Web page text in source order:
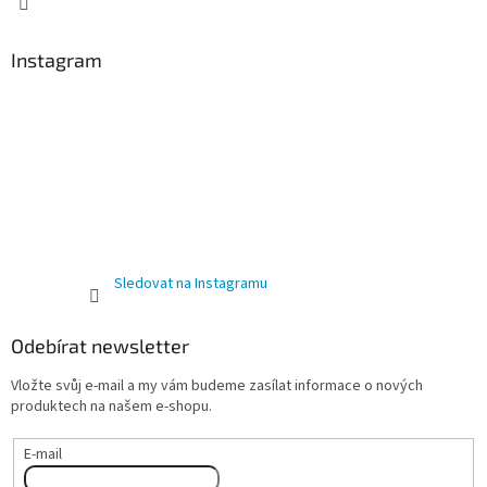
Instagram
Sledovat na Instagramu
Odebírat newsletter
Vložte svůj e-mail a my vám budeme zasílat informace o nových
produktech na našem e-shopu.
E-mail